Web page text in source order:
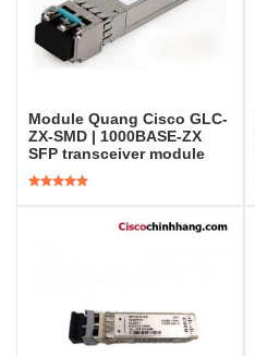
Module Quang Cisco GLC-
ZX-SMD | 1000BASE-ZX
SFP transceiver module